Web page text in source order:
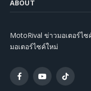
ABOUT
MotoRival ข่าวมอเตอร์ไ
มอเตอร์ไซค์ใหม่
FacebookYouTubeTikTok